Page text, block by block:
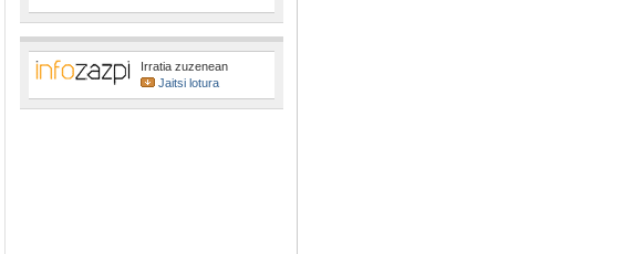
Irratia zuzenean
Jaitsi lotura